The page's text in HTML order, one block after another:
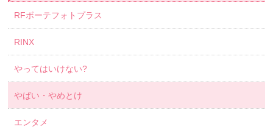
RFボーテフォトプラス
RINX
やってはいけない?
やばい・やめとけ
エンタメ